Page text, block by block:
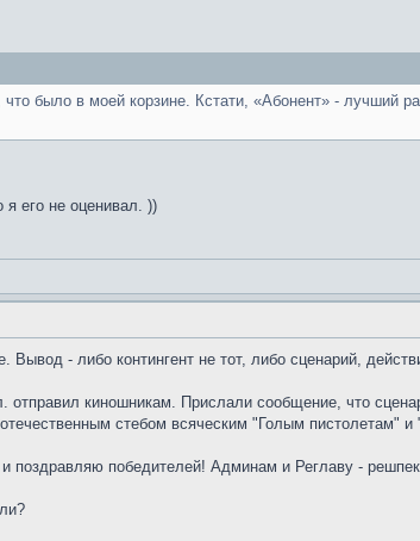
было в моей корзине. Кстати, «Абонент» - лучший
его не оценивал. ))
Вывод - либо контингент не тот, либо сценарий,
киношникам. Прислали сообщение, что
стебом всяческим "Голым пистолетам"
победителей! Админам и Реглаву -